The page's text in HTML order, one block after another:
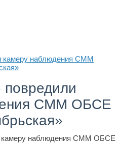
камеру наблюдения СММ
СММ ОБСЕ